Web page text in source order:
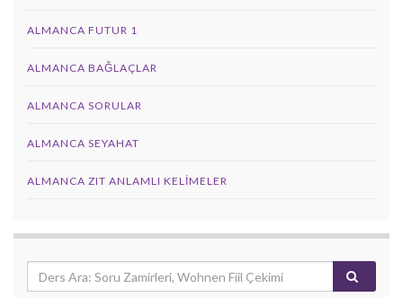
ALMANCA FUTUR 1
ALMANCA BAĞLAÇLAR
ALMANCA SORULAR
ALMANCA SEYAHAT
ALMANCA ZIT ANLAMLI KELIMELER